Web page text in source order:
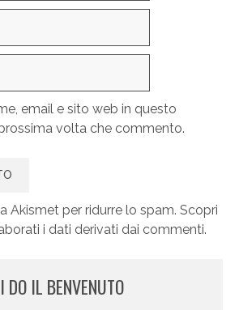
email e sito web in questo
volta che commento.
Akismet per ridurre lo spam. Scopri
i dati derivati dai commenti.
DO IL BENVENUTO